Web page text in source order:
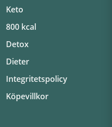
Keto
800 kcal
Detox
Dieter
Integritetspolicy
Köpevillkor